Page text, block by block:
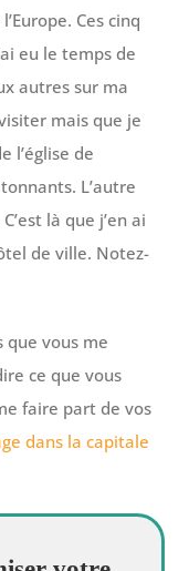
Ces cinq
eu le temps de
autres sur ma
mais que je
l’église de
L’autre
là que j’en ai
de ville. Notez-
que vous me
ce que vous
faire part de vos
dans la capitale